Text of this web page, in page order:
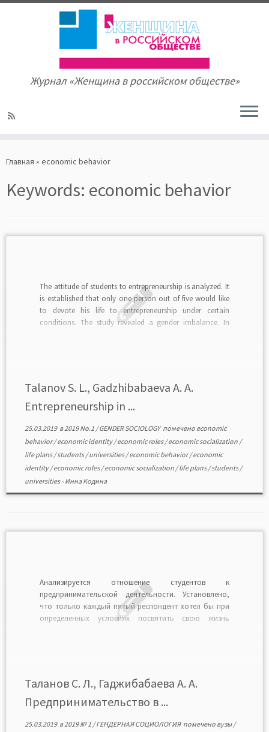
to
Журнал «Женщина в российском обществе»
Главная » economic behavior
Keywords: economic behavior
The attitude of students to entrepreneurship is analyzed. It
is established that only one person out of five would like
to devote his life to entrepreneurship under certain
conditions. The study revealed a gender imbalance. In
Talanov S. L., Gadzhibabaeva A. А.
Entrepreneurship in ...
25.03.2019в2019 No.1 /GENDER SOCIOLOGYпомечено economic
behavior/economic identity/economic roles/economic socialization /
life plans/students/universities/economic behavior/economic
identity/economic roles/economic socialization /life plans/students/
universities- Инна Кодина
Анализируется отношение студентов к
предпринимательской деятельности. Установлено,
что только каждый пятый респондент хотел бы при
определенных условиях посвятить свою жизнь
предпринимательской деятельностью, нарушают
закон, но считают это вынужденной реакцией людей
на […]
Таланов С. Л., Гаджибабаева А. А.
Предпринимательство в ...
25.03.2019в2019 № 1 /ГЕНДЕРНАЯ СОЦИОЛОГИЯ помечено вузы/